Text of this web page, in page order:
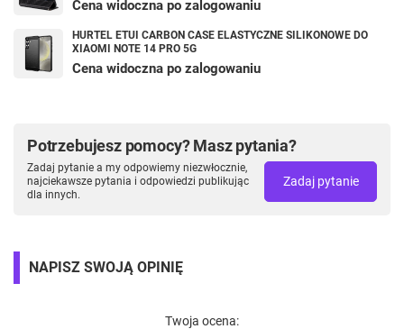
Cena widoczna po zalogowaniu
HURTEL ETUI CARBON CASE ELASTYCZNE SILIKONOWE DO
XIAOMI NOTE 14 PRO 5G
Cena widoczna po zalogowaniu
Potrzebujesz pomocy? Masz pytania?
Zadaj pytanie a my odpowiemy niezwłocznie,
najciekawsze pytania i odpowiedzi publikując
dla innych.
Zadaj pytanie
NAPISZ SWOJĄ OPINIĘ
Twoja ocena: